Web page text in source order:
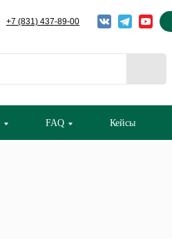
+7 (831) 437-89-00
FAQ Кейсы